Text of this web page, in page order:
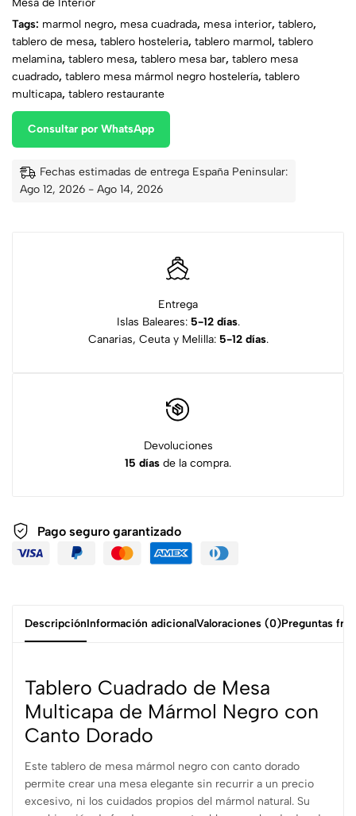
Tags: marmol negro, mesa cuadrada, mesa interior, tablero,
tablero de mesa, tablero hosteleria, tablero marmol, tablero
melamina, tablero mesa, tablero mesa bar, tablero mesa
cuadrado, tablero mesa mármol negro hostelería, tablero
multicapa, tablero restaurante
Consultar por WhatsApp
Fechas estimadas de entrega España Peninsular:
Ago 12, 2026 - Ago 14, 2026
Entrega
Islas Baleares: 5-12 días.
Canarias, Ceuta y Melilla: 5-12 días.
Devoluciones
15 días de la compra.
Pago seguro garantizado
DescripciónInformación adicionalValoraciones (0)Preguntas
Tablero Cuadrado de Mesa
Multicapa de Mármol Negro con
Canto Dorado
Este tablero de mesa mármol negro con canto dorado
permite crear una mesa elegante sin recurrir a un precio
excesivo, ni los cuidados propios del mármol natural. Su